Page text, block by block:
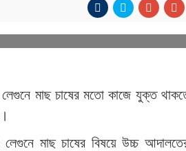
মাছ চাষের মতো কাজে যুক্ত
মাছ চাষের বিষয়ে উচ্চ